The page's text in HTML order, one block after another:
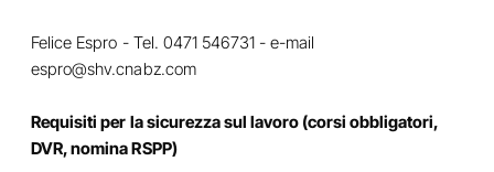
Felice Espro - Tel. 0471 546731 - e-mail
espro@shv.cnabz.com
Requisiti per la sicurezza sul lavoro (corsi obbligatori,
DVR, nomina RSPP)